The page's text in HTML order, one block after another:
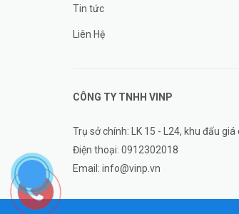
Tin tức
Liên Hệ
CÔNG TY TNHH VINP
Trụ sở chính: LK 15 - L24, khu đấu
Điện thoại: 0912302018
Email: info@vinp.vn